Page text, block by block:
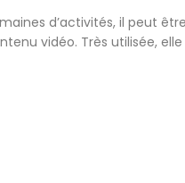
d’activités, il peut
vidéo. Très utilisée,